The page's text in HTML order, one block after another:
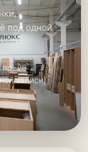
под одной
26
записи)